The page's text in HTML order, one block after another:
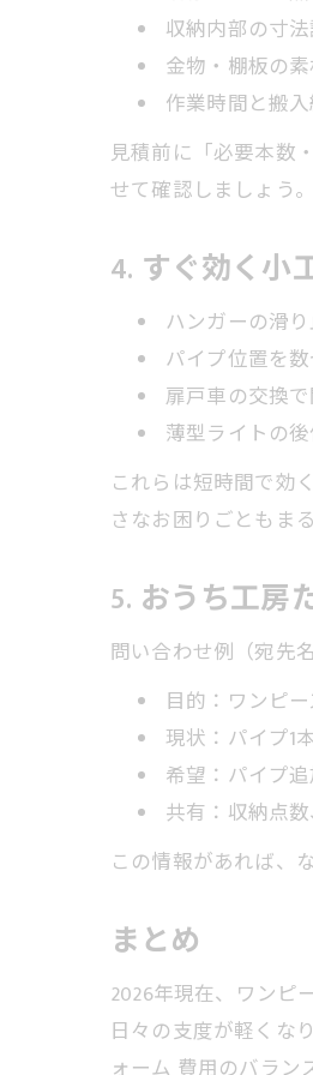
収納内部の寸
金物・棚板の
作業時間と搬
見積前に「必要本数
せて確認しましょう。
4. すぐ効く小
ハンガーの滑
パイプ位置を
扉戸車の交換
薄型ライトの
これらは短時間で効
さなお困りごともま
5. おうち工房
問い合わせ例（宛先
目的：ワンピ
現状：パイプ1
希望：パイプ
共有：収納点
この情報があれば、
まとめ
2026年現在、ワンピ
日々の支度が軽くな